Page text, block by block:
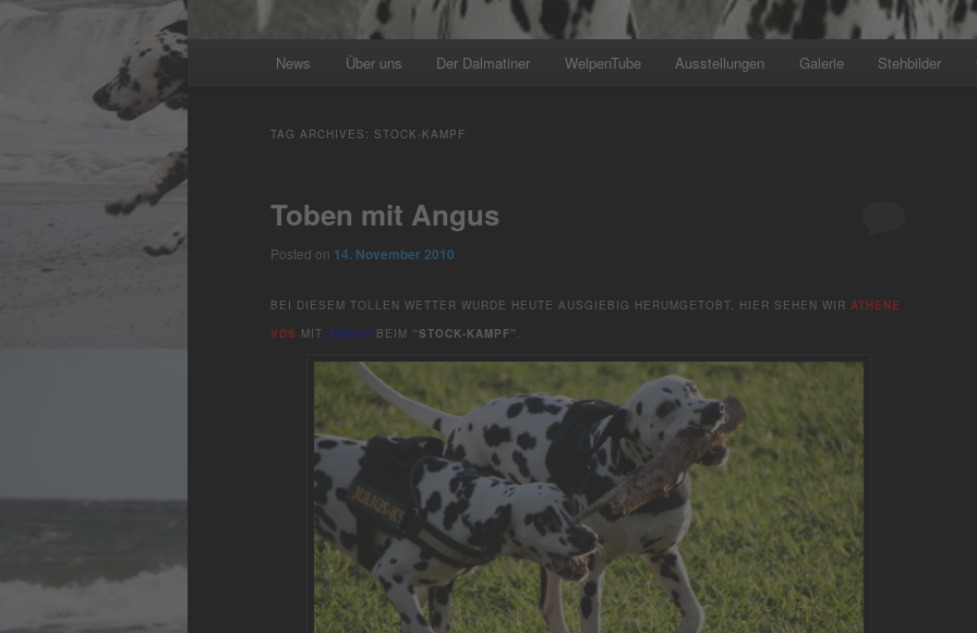
News Über uns Der Dalmatiner WelpenTube Ausstellungen Galerie Stehbilder
TAG ARCHIVES: STOCK-KAMPF
Toben mit Angus
Posted on 14. November 2010
BEI DIESEM TOLLEN WETTER WURDE HEUTE AUSGIEBIG HERUMGETOBT. HIER SEHEN WIR ATHENE
VDS MIT ANGUS BEIM “STOCK-KAMPF”
+++ Wir planen den